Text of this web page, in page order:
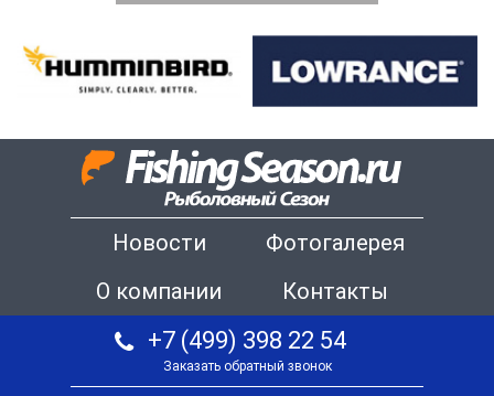
Новости
Фотогалерея
О компании
Контакты
+7 (499) 398 22 54
Заказать обратный звонок